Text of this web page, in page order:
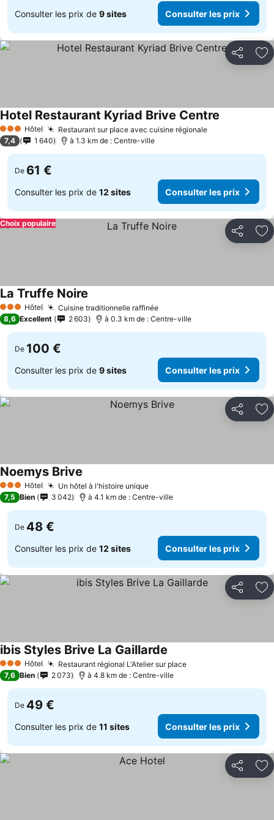
Consulter les prix de 9 sites Consulter les prix
Partager
3 ÉtoilesHôtel Restaurant sur place avec cuisine régionaleConsulter les
Hotel Restaurant Kyriad Brive Centre
7,4 1 640 à 1.3 km de : Centre-ville
De 61 €
Consulter les prix de 12 sites Consulter les prix
Partager
Choix populaire
3 ÉtoilesHôtel Cuisine traditionnelle raffinéeConsulter les prix
La Truffe Noire
8,6 Excellent 2 603 à 0.3 km de : Centre-ville
De 100 €
Consulter les prix de 9 sites Consulter les prix
Partager
3 ÉtoilesHôtel Un hôtel à l'histoire uniqueConsulter les prix
Noemys Brive
7,5 Bien 3 042 à 4.1 km de : Centre-ville
De 48 €
Consulter les prix de 12 sites Consulter les prix
Partager
3 ÉtoilesHôtel Restaurant régional L'Atelier sur placeConsulter les prix
ibis Styles Brive La Gaillarde
7,6 Bien 2 073 à 4.8 km de : Centre-ville
De 49 €
Consulter les prix de 11 sites Consulter les prix
Partager